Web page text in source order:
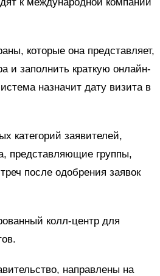
которые она представляет,
и заполнить краткую онлайн-
назначит дату визита в
категорий заявителей,
представляющие группы,
после одобрения заявок
колл-центр для
направлены на